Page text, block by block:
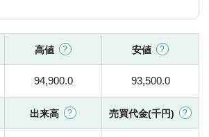
高値 安値
94,900.0 93,500.0
出来高 売買代金(千円)